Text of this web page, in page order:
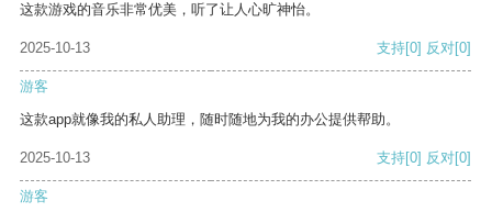
这款游戏的音乐非常优美，听了让人心旷神怡。
2025-10-13 支持[0] 反对[0]
游客
这款app就像我的私人助理，随时随地为我的办公提供帮助。
2025-10-13 支持[0] 反对[0]
游客